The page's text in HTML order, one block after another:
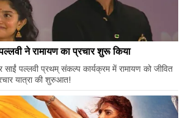
ने रामायण का प्रचार शुरू किया
पल्लवी प्रथम् संकल्प कार्यक्रम में रामायण को जीवित
यात्रा की शुरुआत!